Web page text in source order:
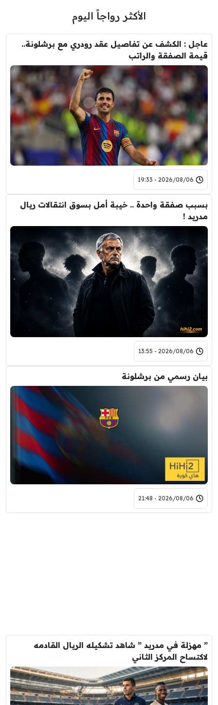
الأكثر رواجاً اليوم
عاجل : الكشف عن تفاصيل عقد رودري مع برشلونة..
قيمة الصفقة والراتب
2026/08/06 - 19:33
بسبب صفقة واحدة .. خيبة أمل بسوق انتقالات ريال
مدريد !
2026/08/06 - 13:55
بيان رسمي من برشلونة
2026/08/06 - 21:48
” مهزلة في مدريد ” شاهد تشكيله الريال القادمه
لاكتساح المركز الثاني